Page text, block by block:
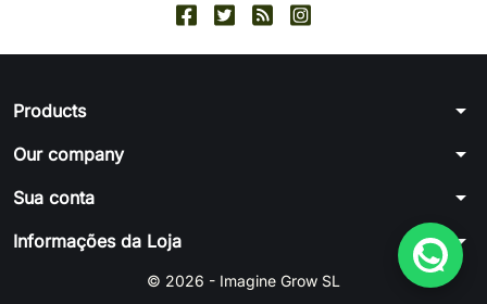
Products arrow_drop_down
Our company arrow_drop_down
Sua conta arrow_drop_down
Informações da Loja arrow_drop_down
© 2026 - Imagine Grow SL